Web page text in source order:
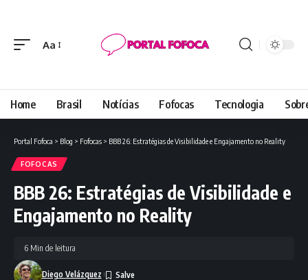
Font
Aa
Home Brasil Notícias Fofocas Tecnologia
Portal Fofoca > Blog > Fofocas > BBB 26: Estratégias de Visibilidade e Engajamento no Reality
FOFOCAS
BBB 26: Estratégias de Visibilidade e
Engajamento no Reality
Diego Velázquez
6 Min de leitura